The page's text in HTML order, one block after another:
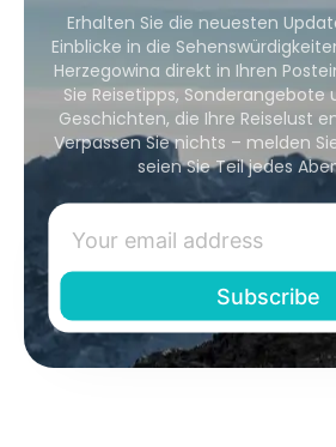
Erhalten Sie die neuesten
Einblicke in die
Herzegowina direkt in Ihren
Sie Reisetipps, Sonderangebote
Geschichten, die Ihre Reiselust
Verpassen Sie nichts – melden
seien Sie Teil jedes